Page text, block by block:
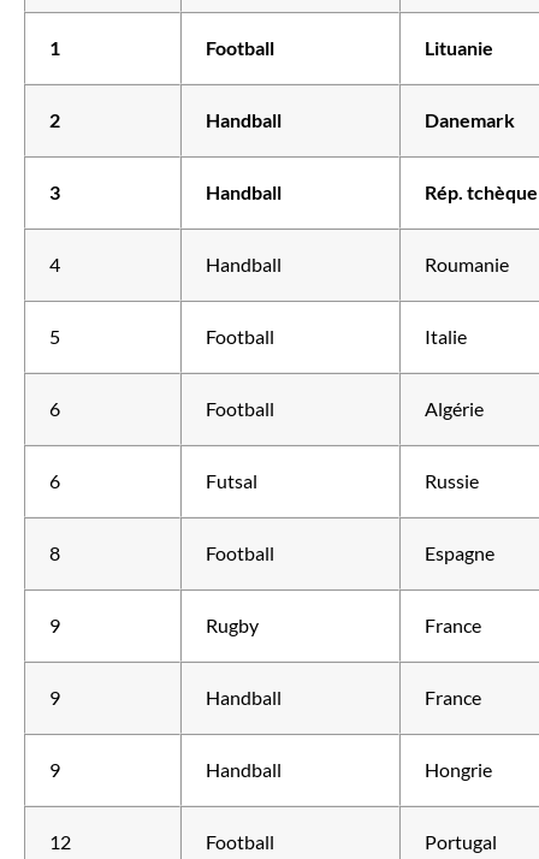
1 Football Lituanie
2 Handball Danemark
3 Handball Rép. tchèque
4 Handball Roumanie
5 Football Italie
6 Football Algérie
6 Futsal Russie
8 Football Espagne
9 Rugby France
9 Handball France
9 Handball Hongrie
12 Football Portugal